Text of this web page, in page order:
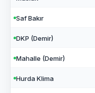
Saf Bakır
DKP (Demir)
Mahalle (Demir)
Hurda Klima